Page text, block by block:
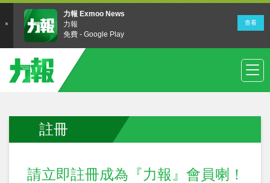
註冊
請立即註冊成為『力報』會員喇！